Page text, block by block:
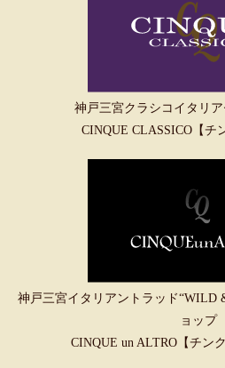
神戸三宮クラシコイタリ
CINQUE CLASSICO【チ
神戸三宮イタリアントラッド“WILD
ョップ
CINQUE un ALTRO【チン